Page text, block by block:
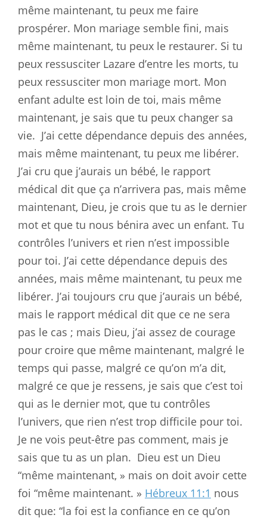
même maintenant, tu peux me faire
prospérer. Mon mariage semble fini, mais
même maintenant, tu peux le restaurer. Si tu
peux ressusciter Lazare d’entre les morts, tu
peux ressusciter mon mariage mort. Mon
enfant adulte est loin de toi, mais même
maintenant, je sais que tu peux changer sa
vie. J’ai cette dépendance depuis des années,
mais même maintenant, tu peux me libérer.
J’ai cru que j’aurais un bébé, le rapport
médical dit que ça n’arrivera pas, mais même
maintenant, Dieu, je crois que tu as le dernier
mot et que tu nous bénira avec un enfant. Tu
contrôles l’univers et rien n’est impossible
pour toi. J’ai cette dépendance depuis des
années, mais même maintenant, tu peux me
libérer. J’ai toujours cru que j’aurais un bébé,
mais le rapport médical dit que ce ne sera
pas le cas ; mais Dieu, j’ai assez de courage
pour croire que même maintenant, malgré le
temps qui passe, malgré ce qu’on m’a dit,
malgré ce que je ressens, je sais que c’est toi
qui as le dernier mot, que tu contrôles
l’univers, que rien n’est trop difficile pour toi.
Je ne vois peut-être pas comment, mais je
sais que tu as un plan. Dieu est un Dieu
“même maintenant, » mais on doit avoir cette
foi “même maintenant. » Hébreux 11:1 nous
dit que: “la foi est la confiance en ce qu’on